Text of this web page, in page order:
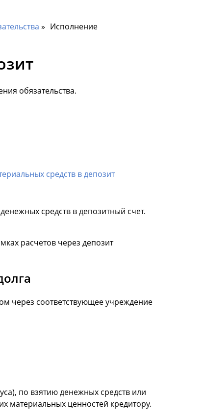
Исполнение
обязательства.
средств в депозит
средств в депозитный счет.
расчетов через депозит
через соответствующее учреждение
по взятию денежных средств или
материальных ценностей кредитору.